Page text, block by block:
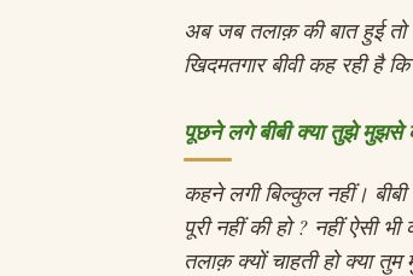
अब जब तलाक़ की बात हुई
खिदमतगार बीवी कह रही है
पूछने लगे बीबी क्या तुझे मुझसे
कहने लगी बिल्कुल नहीं।
पूरी नहीं की हो ? नहीं ऐसी
तलाक़ क्यों चाहती हो क्या